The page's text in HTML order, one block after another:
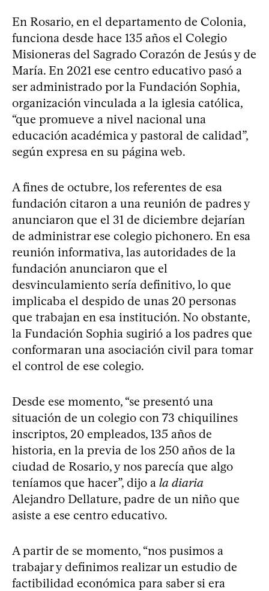
En Rosario, en el departamento de Colonia,
funciona desde hace 135 años el Colegio
Misioneras del Sagrado Corazón de Jesús y de
María. En 2021 ese centro educativo pasó a
ser administrado por la Fundación Sophia,
organización vinculada a la iglesia católica,
“que promueve a nivel nacional una
educación académica y pastoral de calidad”,
según expresa en su página web.
A fines de octubre, los referentes de esa
fundación citaron a una reunión de padres y
anunciaron que el 31 de diciembre dejarían
de administrar ese colegio pichonero. En esa
reunión informativa, las autoridades de la
fundación anunciaron que el
desvinculamiento sería definitivo, lo que
implicaba el despido de unas 20 personas
que trabajan en esa institución. No obstante,
la Fundación Sophia sugirió a los padres que
conformaran una asociación civil para tomar
el control de ese colegio.
Desde ese momento, “se presentó una
situación de un colegio con 73 chiquilines
inscriptos, 20 empleados, 135 años de
historia, en la previa de los 250 años de la
ciudad de Rosario, y nos parecía que algo
teníamos que hacer”, dijo a la diaria
Alejandro Dellature, padre de un niño que
asiste a ese centro educativo.
A partir de se momento, “nos pusimos a
trabajar y definimos realizar un estudio de
factibilidad económica para saber si era